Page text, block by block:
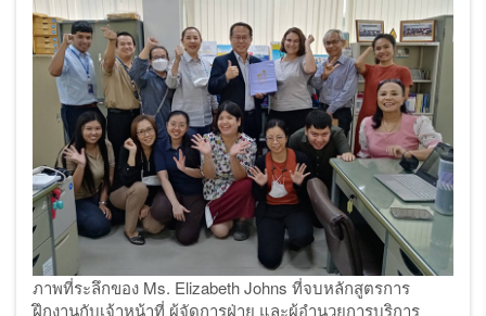
ภาพที่ระลึกของ Ms. Elizabeth Johns ที่จบหลักสูตรการ
ฝึกงานกับเจ้าหน้าที่ ผู้จัดการฝ่าย และผู้อำนวยการบริการ